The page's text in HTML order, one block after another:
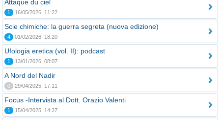
Attaque du ciel
1 16/05/2026, 11:22
Scie chimiche: la guerra segreta (nuova edizione)
4 01/02/2026, 18:20
Ufologia eretica (vol. II): podcast
1 13/01/2026, 08:07
A Nord del Nadir
0 29/04/2025, 17:11
Focus -Intervista al Dott. Orazio Valenti
1 15/04/2025, 14:27